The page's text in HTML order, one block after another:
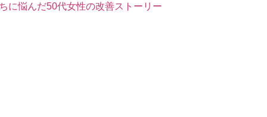
に悩んだ50代女性の改善ストーリー